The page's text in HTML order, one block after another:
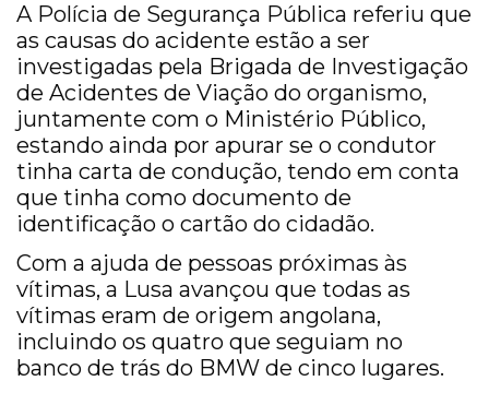
A Polícia de Segurança Pública referiu que
as causas do acidente estão a ser
investigadas pela Brigada de Investigação
de Acidentes de Viação do organismo,
juntamente com o Ministério Público,
estando ainda por apurar se o condutor
tinha carta de condução, tendo em conta
que tinha como documento de
identificação o cartão do cidadão.
Com a ajuda de pessoas próximas às
vítimas, a Lusa avançou que todas as
vítimas eram de origem angolana,
incluindo os quatro que seguiam no
banco de trás do BMW de cinco lugares.